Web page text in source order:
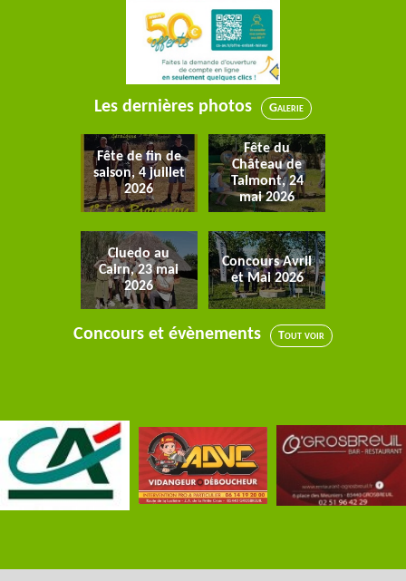
Concours et évènements Tout voir
Les dernières photos Galerie
Fête de fin de
saison, 4 juillet
2026
Fête du
Château de
Talmont, 24
mai 2026
Cluedo au
Cairn, 23 mai
2026
Concours Avril
et Mai 2026